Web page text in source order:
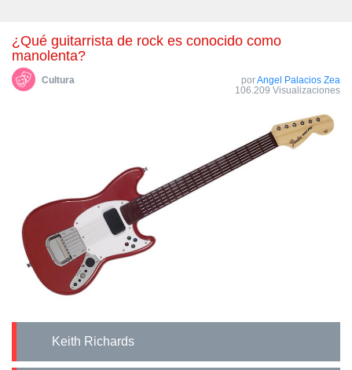
¿Qué guitarrista de rock es conocido como
manolenta?
Cultura porAngel Palacios Zea
106.209 Visualizaciones
Keith Richards